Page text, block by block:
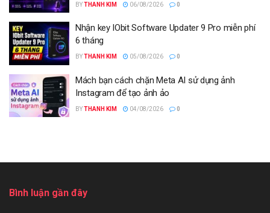
BYTHANH KIM 06/08/2026 0
Nhận key IObit Software Updater 9 Pro miễn phí
6 tháng
BYTHANH KIM 05/08/2026 0
Mách bạn cách chặn Meta AI sử dụng ảnh
Instagram để tạo ảnh ảo
BYTHANH KIM 04/08/2026 0
Bình luận gần đây